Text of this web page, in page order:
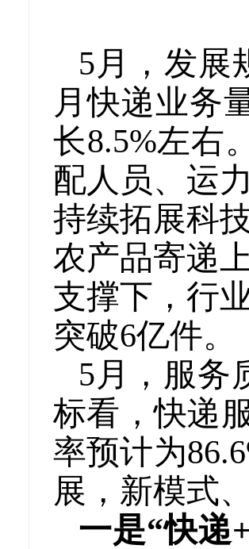
5月，发展
月快递业务
长8.5%左右
配人员、运
持续拓展科
农产品寄递
支撑下，行
突破6亿件。
5月，服务
标看，快递
率预计为
展，新模式
一是“快递